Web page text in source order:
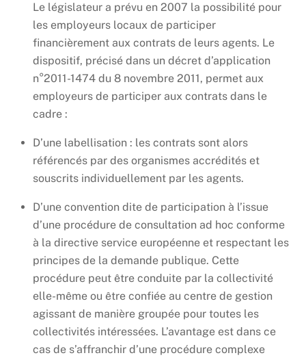
Le législateur a prévu en 2007 la possibilité pour
les employeurs locaux de participer
financièrement aux contrats de leurs agents. Le
dispositif, précisé dans un décret d’application
n°2011-1474 du 8 novembre 2011, permet aux
employeurs de participer aux contrats dans le
cadre :
D’une labellisation : les contrats sont alors
référencés par des organismes accrédités et
souscrits individuellement par les agents.
D’une convention dite de participation à l’issue
d’une procédure de consultation ad hoc conforme
à la directive service européenne et respectant les
principes de la demande publique. Cette
procédure peut être conduite par la collectivité
elle-même ou être confiée au centre de gestion
agissant de manière groupée pour toutes les
collectivités intéressées. L’avantage est dans ce
cas de s’affranchir d’une procédure complexe